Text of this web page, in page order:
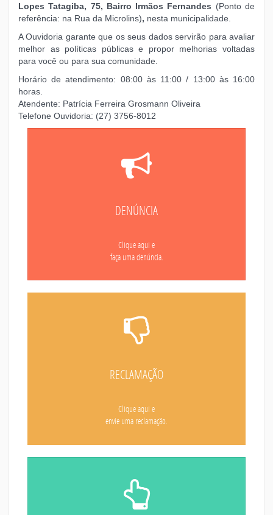
Lopes Tatagiba, 75, Bairro Irmãos Fernandes (Ponto de
referência: na Rua da Microlins), nesta municipalidade.
A Ouvidoria garante que os seus dados servirão para avaliar
melhor as políticas públicas e propor melhorias voltadas
para você ou para sua comunidade.
Horário de atendimento: 08:00 às 11:00 / 13:00 às 16:00
horas.
Atendente: Patrícia Ferreira Grosmann Oliveira
Telefone Ouvidoria: (27) 3756-8012
DENÚNCIA
Clique aqui e
faça uma denúncia.
RECLAMAÇÃO
Clique aqui e
envie uma reclamação.